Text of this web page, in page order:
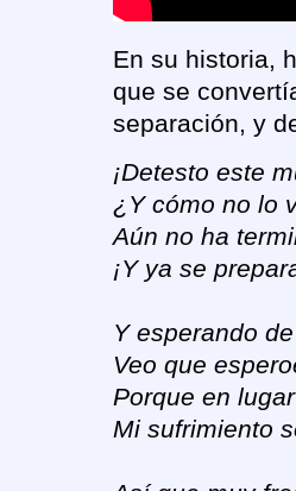
En su historia,
que se
separación, y
¡Detesto este
¿Y cómo no lo
Aún no ha
¡Y ya se
Y esperando
Veo que
Porque en
Mi sufrimiento